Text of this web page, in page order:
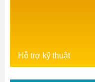
Hỗ trợ kỹ thuật